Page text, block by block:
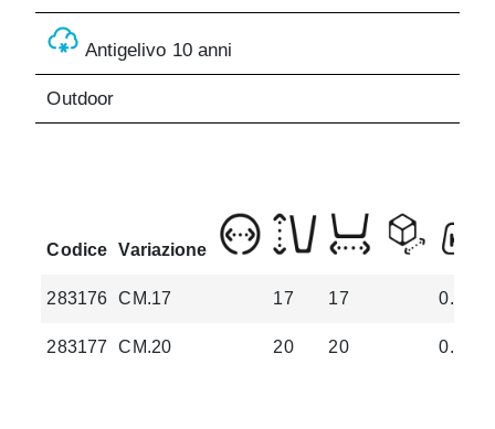
Antigelivo 10 anni
Outdoor
Codice Variazione
283176 CM.17 17 17 0.2
283177 CM.20 20 20 0.37